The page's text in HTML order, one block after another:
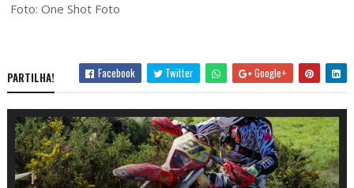
Foto: One Shot Foto
PARTILHA! Facebook Twitter Google+